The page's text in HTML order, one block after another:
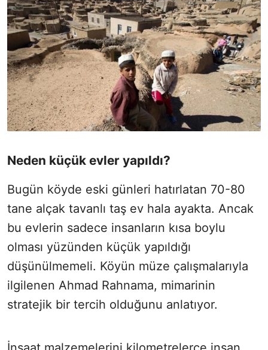
Neden küçük evler yapıldı?
Bugün köyde eski günleri hatırlatan 70-80
tane alçak tavanlı taş ev hala ayakta. Ancak
bu evlerin sadece insanların kısa boylu
olması yüzünden küçük yapıldığı
düşünülmemeli. Köyün müze çalışmalarıyla
ilgilenen Ahmad Rahnama, mimarinin
stratejik bir tercih olduğunu anlatıyor.